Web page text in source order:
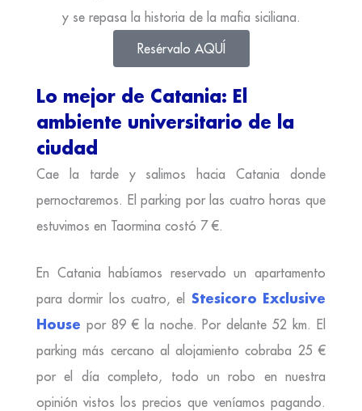
y se repasa la historia de la mafia siciliana.
Resérvalo AQUÍ
Lo mejor de Catania: El
ambiente universitario de la
ciudad
Cae la tarde y salimos hacia Catania donde
pernoctaremos. El parking por las cuatro horas que
estuvimos en Taormina costó 7 €.
En Catania habíamos reservado un apartamento
para dormir los cuatro, el Stesicoro Exclusive
House por 89 € la noche. Por delante 52 km. El
parking más cercano al alojamiento cobraba 25 €
por el día completo, todo un robo en nuestra
opinión vistos los precios que veníamos pagando.